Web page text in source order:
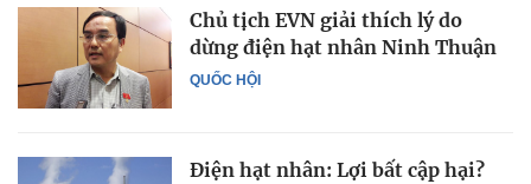
QUỐC HỘI
Chủ tịch EVN giải thích lý do
dừng điện hạt nhân Ninh Thuận
Điện hạt nhân: Lợi bất cập hại?